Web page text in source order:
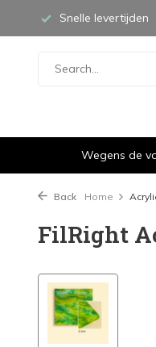
Snelle levertijden
Wegens de
Back Home
FilRight